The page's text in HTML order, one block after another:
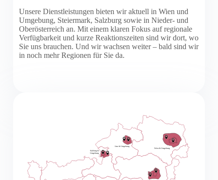
Unsere Dienstleistungen bieten wir aktuell in Wien und
Umgebung, Steiermark, Salzburg sowie in Nieder- und
Oberösterreich an. Mit einem klaren Fokus auf regionale
Verfügbarkeit und kurze Reaktionszeiten sind wir dort, wo
Sie uns brauchen. Und wir wachsen weiter – bald sind wir
in noch mehr Regionen für Sie da.